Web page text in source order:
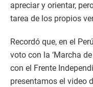
apreciar y orientar,
tarea de los propios
Recordó que, en el
voto con la ‘Marcha
con el Frente
presentamos el video